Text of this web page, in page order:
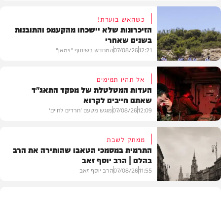
וידאו
כשהאש בוערת!
הזיכרונות שלא יישכחו מהקעמפ והתובנות
בשנים שאחרי
12:21
07/08/26המחדש בשיתוף "וימאן"
דעות
אל תהיו תמימים
העדות המטלטלת של מפקד התאג"ד
שאתם חייבים לקרוא
12:09
07/08/26מוגש מטעם 'חרדים לחיים'
ממתק לשבת
התרמית במסמכי הטאבו שהותירה את הרב
בהלם | הרב יוסף זאב
11:55
07/08/26הרב יוסף זאב